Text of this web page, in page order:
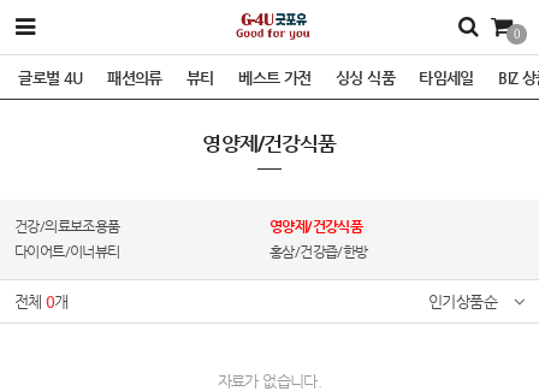
0
글로벌 4U 패션의류 뷰티 베스트 가전 싱싱 식품 타임세일 BIZ
영양제/건강식품
건강/의료보조용품
영양제/건강식품
다이어트/이너뷰티
홍삼/건강즙/한방
전체0개 인기상품순
자료가 없습니다.